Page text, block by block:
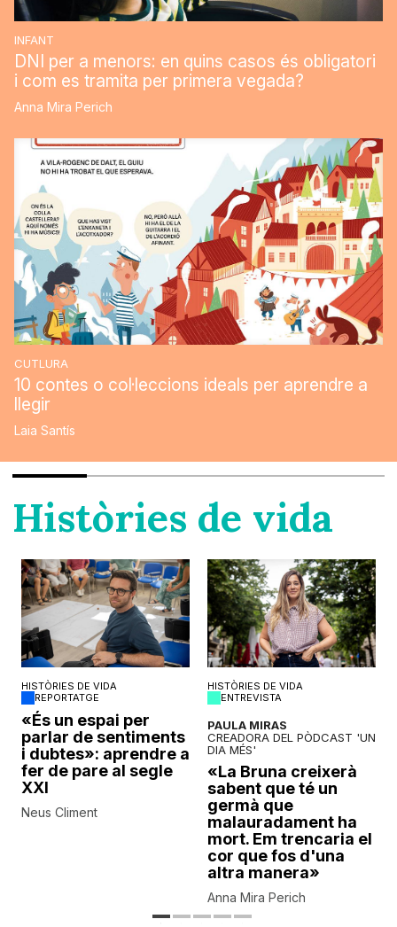
INFANT
DNI per a menors: en quins casos és obligatori
i com es tramita per primera vegada?
Anna Mira Perich
CUTLURA
10 contes o col·leccions ideals per aprendre a
llegir
Laia Santís
Històries de vida
HISTÒRIES DE VIDA
REPORTATGE
«És un espai per
parlar de sentiments
i dubtes»: aprendre a
fer de pare al segle
XXI
Neus Climent
HISTÒRIES DE VIDA
ENTREVISTA
PAULA MIRAS
CREADORA DEL PÒDCAST 'UN
DIA MÉS'
«La Bruna creixerà
sabent que té un
germà que
malauradament ha
mort. Em trencaria el
cor que fos d'una
altra manera»
Anna Mira Perich